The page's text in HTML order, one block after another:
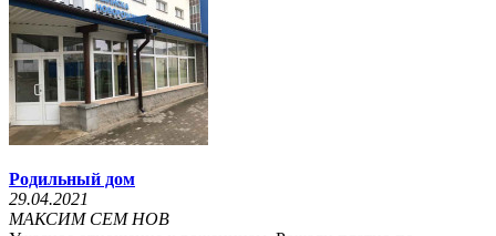
Родильный дом
29.04.2021
МАКСИМ СЕМ НОВ